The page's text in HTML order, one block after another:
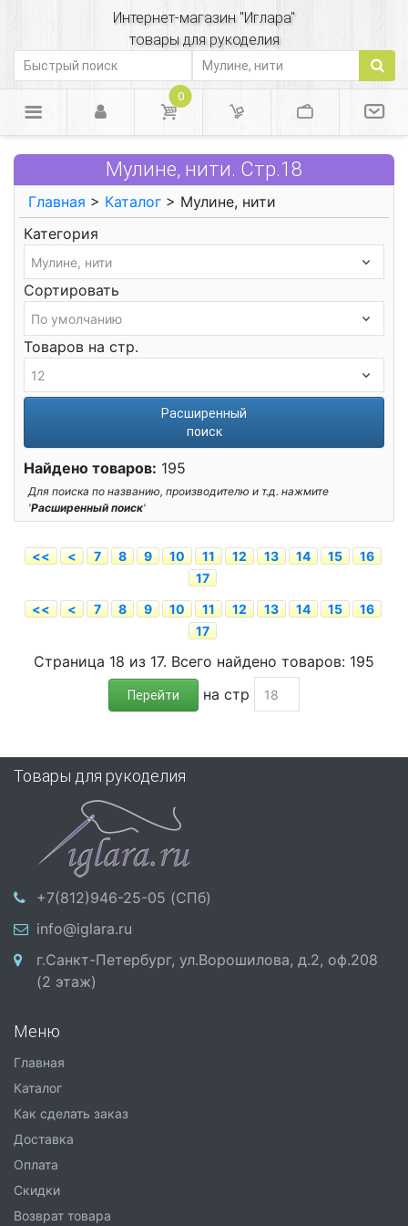
Интернет-магазин "Иглара"
товары для рукоделия
0
Мулине, нити. Стр.18
Главная > Каталог > Мулине, нити
Категория
Сортировать
Товаров на стр.
Расширенный
поиск
Найдено товаров: 195
Для поиска по названию, производителю и т.д. нажмите
'Расширенный поиск'
<< < 7 8 9 10 11 12 13 14 15
16
17
<<
< 7 8 9 10 11 12 13 14 15
16
17
Страница 18 из 17. Всего найдено товаров: 195
Перейти на стр
Товары для рукоделия
+7(812)946-25-05 (СПб)
info@iglara.ru
г.Санкт-Петербург, ул.Ворошилова, д.2, оф.208
(2 этаж)
Меню
Главная
Каталог
Как сделать заказ
Доставка
Оплата
Скидки
Возврат товара